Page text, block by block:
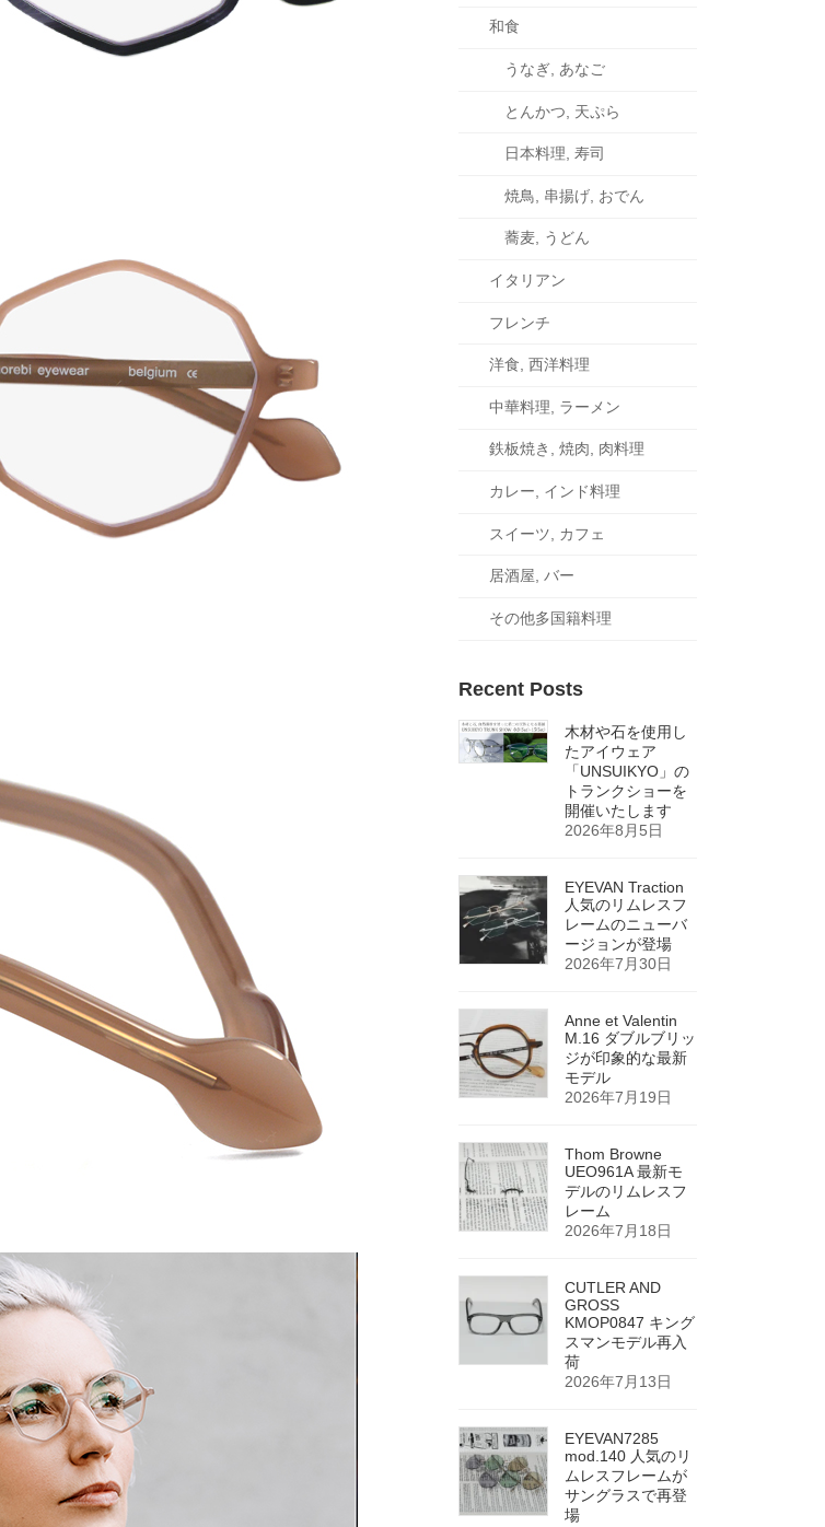
和食
うなぎ, あなご
とんかつ, 天ぷら
日本料理, 寿司
焼鳥, 串揚げ, おでん
蕎麦, うどん
イタリアン
フレンチ
洋食, 西洋料理
中華料理, ラーメン
鉄板焼き, 焼肉, 肉料理
カレー, インド料理
スイーツ, カフェ
居酒屋, バー
その他多国籍料理
Recent Posts
木材や石を使用し
たアイウェア
「UNSUIKYO」の
トランクショーを
開催いたします
2026年8月5日
EYEVAN Traction
人気のリムレスフ
レームのニューバ
ージョンが登場
2026年7月30日
Anne et Valentin
M.16 ダブルブリッ
ジが印象的な最新
モデル
2026年7月19日
Thom Browne
UEO961A 最新モ
デルのリムレスフ
レーム
2026年7月18日
CUTLER AND
GROSS
KMOP0847 キング
スマンモデル再入
荷
2026年7月13日
EYEVAN7285
mod.140 人気のリ
ムレスフレームが
サングラスで再登
場